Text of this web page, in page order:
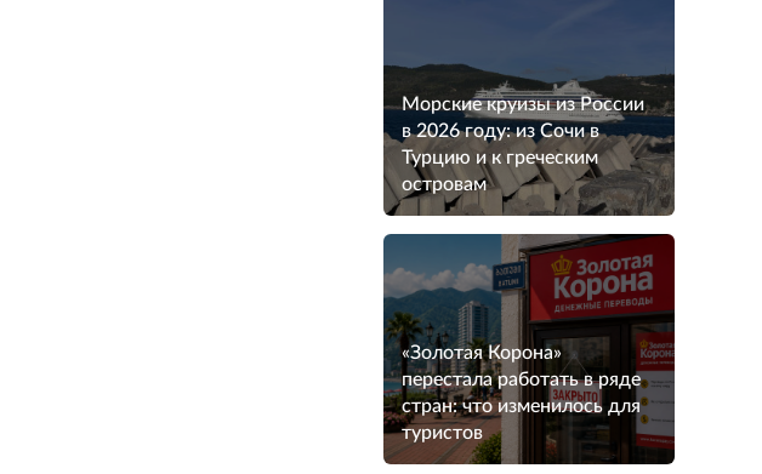
Морские круизы из России
в 2026 году: из Сочи в
Турцию и к греческим
островам
«Золотая Корона»
перестала работать в ряде
стран: что изменилось для
туристов